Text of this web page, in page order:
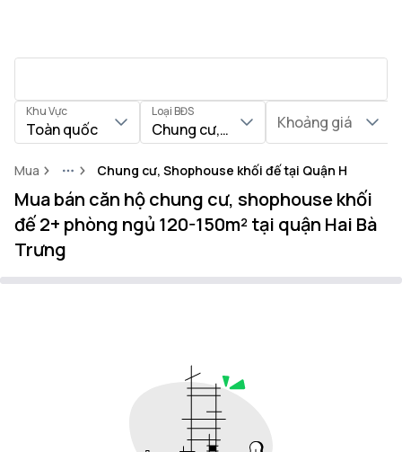
Khu Vực
Toàn quốc
Loại BĐS
Chung cư, Shophouse khối đế
Khoảng giá
Mua MoreChung cư, Shophouse khối đế tại Quận Hai Bà
Mua bán căn hộ chung cư, shophouse khối
đế 2+ phòng ngủ 120-150m² tại quận Hai Bà
Trưng